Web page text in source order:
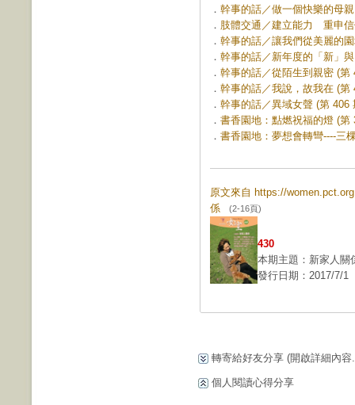
． 幹事的話／做一個快樂的母
． 肢體交通／建立能力 重申
． 幹事的話／讓我們從美麗的
． 幹事的話／新年度的「新」
． 幹事的話／從陌生到親密 (第
． 幹事的話／我說，故我在 (第
． 幹事的話／異域女聲 (第 406
． 書香園地：點燃祝福的燈 (第
． 書香園地：夢想會轉彎----三
原文來自 https://
係 (2-16頁)
430
本期主題：新家人關
發行日期：2017/7/1
轉寄給好友分享 (開啟詳細內容
個人閱讀心得分享